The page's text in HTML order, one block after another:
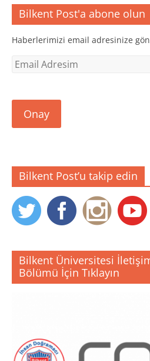
Bilkent Post'a abone olun
Haberlerimizi email adresinize
Email
Onay
Bilkent Post’u takip edin
Bilkent Üniversitesi
Bölümü İçin Tıklayın